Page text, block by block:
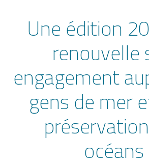
Une édition
renouvelle
engagement
gens de mer
océans